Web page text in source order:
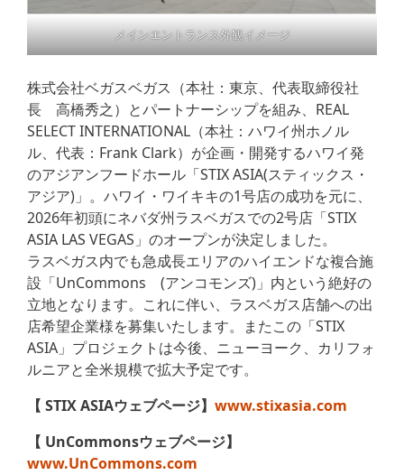
メインエントランス外観イメージ
株式会社ベガスベガス（本社：東京、代表取締役社
長 高橋秀之）とパートナーシップを組み、REAL
SELECT INTERNATIONAL（本社：ハワイ州ホノル
ル、代表：Frank Clark）が企画・開発するハワイ発
のアジアンフードホール「STIX ASIA(スティックス・
アジア)」。ハワイ・ワイキキの1号店の成功を元に、
2026年初頭にネバダ州ラスベガスでの2号店「STIX
ASIA LAS VEGAS」のオープンが決定しました。
ラスベガス内でも急成長エリアのハイエンドな複合施
設「UnCommons (アンコモンズ)」内という絶好の
立地となります。これに伴い、ラスベガス店舗への出
店希望企業様を募集いたします。またこの「STIX
ASIA」プロジェクトは今後、ニューヨーク、カリフォ
ルニアと全米規模で拡大予定です。
【 STIX ASIAウェブページ】 www.stixasia.com
【 UnCommonsウェブページ】
www.UnCommons.com